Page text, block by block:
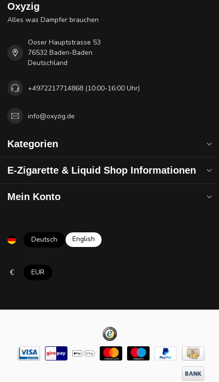
Oxyzig
Alles was Dampfer brauchen
Ooser Hauptstrasse 53
76532 Baden-Baden
Deutschland
+4972217714868 (10:00-16:00 Uhr)
info@oxyzig.de
Kategorien
E-Zigarette & Liquid Shop Informationen
Mein Konto
Deutsch English
€ EUR